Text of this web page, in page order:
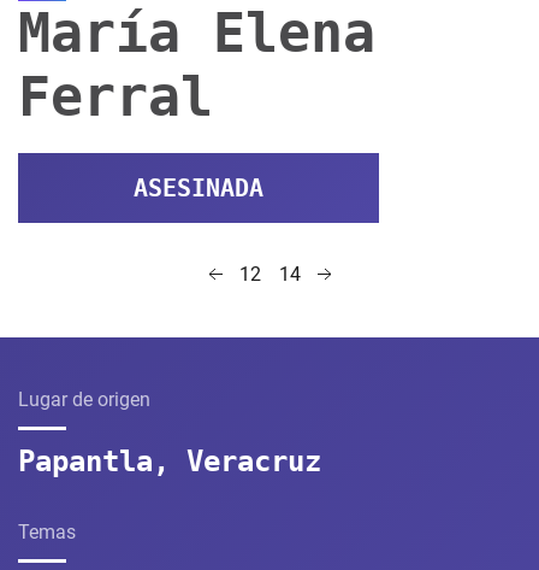
María Elena
Ferral
ASESINADA
12 14
Lugar de origen
Papantla, Veracruz
Temas